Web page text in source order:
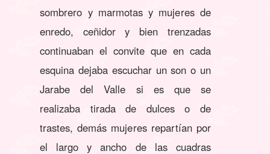
sombrero y marmotas y mujeres de
enredo, ceñidor y bien trenzadas
continuaban el convite que en cada
esquina dejaba escuchar un son o un
Jarabe del Valle si es que se
realizaba tirada de dulces o de
trastes, demás mujeres repartían por
el largo y ancho de las cuadras